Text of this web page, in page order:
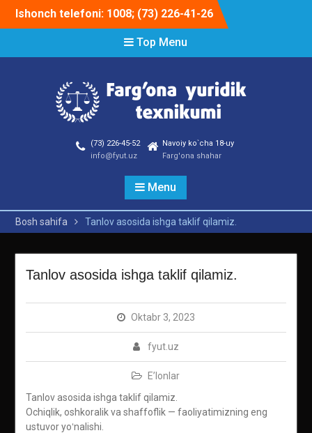
Ishonch telefoni: 1008; (73) 226-41-26
Top Menu
(73) 226-45-52
info@fyut.uz
Navoiy ko`cha 18-uy
Farg'ona shahar
Menu
Bosh sahifa Tanlov asosida ishga taklif qilamiz.
Tanlov asosida ishga taklif qilamiz.
Oktabr 3, 2023
fyut.uz
E’lonlar
Tanlov asosida ishga taklif qilamiz.
Ochiqlik, oshkoralik va shaffoflik — faoliyatimizning eng
ustuvor yoʻnalishi.